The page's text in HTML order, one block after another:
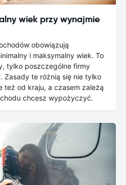
wiek przy wynajmie
obowiązują
i maksymalny wiek. To
tylko poszczególne firmy
Zasady te różnią się nie tylko
też od kraju, a czasem zależą
chcesz wypożyczyć.